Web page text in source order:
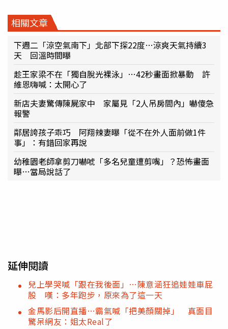
相關文章
下週二「涼空氣南下」北部下探22度…涼爽天氣持續3
天 回溫時間曝
趁王家梁不在「獨自脫光裸泳」…42秒畫面掀暴動 許
維恩嗨喊：太開心了
新店夫妻驚傳陳屍家中 家屬見「2人吊房間內」嚇傻急
報警
鄰居誇孩子乖巧 阿翔辣妻曝「從不在外人面前做1件
事」：有錯回家再說
幼稚園老師拿剪刀嚇唬「多名兒童遭剪嘴」？恐怖畫面
曝…當局說話了
延伸閱讀
兒上學哭喊「跟在我後面」…陳意涵狂追娃娃車屁
股 嘆：多年跑步，原來為了這一天
金馬影后開直播…霸氣喊「把美顏關掉」 真面目
驚呆網友：姐太Real了